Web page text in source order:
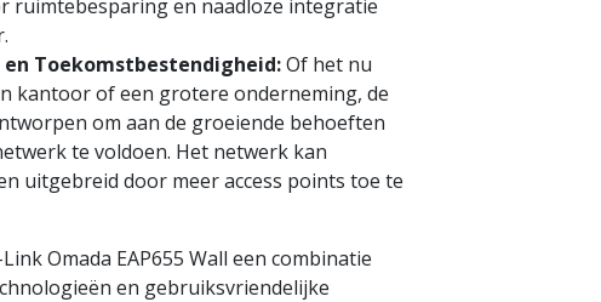
ruimtebesparing en naadloze integratie
en Toekomstbestendigheid:Of het nu
kantoor of een grotere onderneming, de
om aan de groeiende behoeften
te voldoen. Het netwerk kan
uitgebreid door meer access points toe te
Omada EAP655 Wall een combinatie
en gebruiksvriendelijke